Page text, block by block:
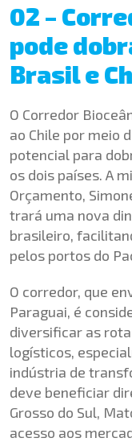
02 –
pode
Brasil e
O Corredor
ao Chile por meio
potencial para
os dois países. A
Orçamento,
trará uma nova
brasileiro,
pelos portos do
O corredor, que
Paraguai, é
diversificar as
logísticos,
indústria de
deve beneficiar
Grosso do Sul,
acesso aos